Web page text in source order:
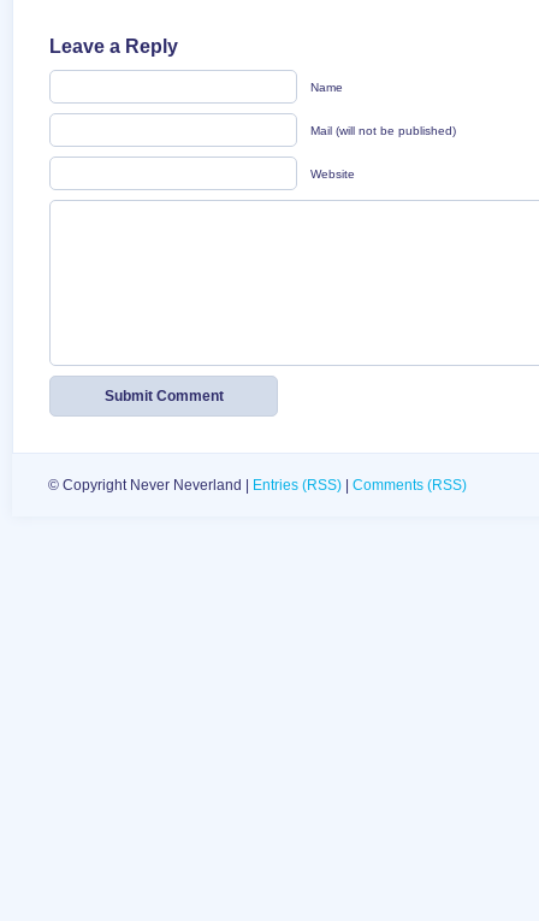
Leave a Reply
Name
Mail (will not be published)
Website
© Copyright Never Neverland | Entries (RSS) Comments (RSS)